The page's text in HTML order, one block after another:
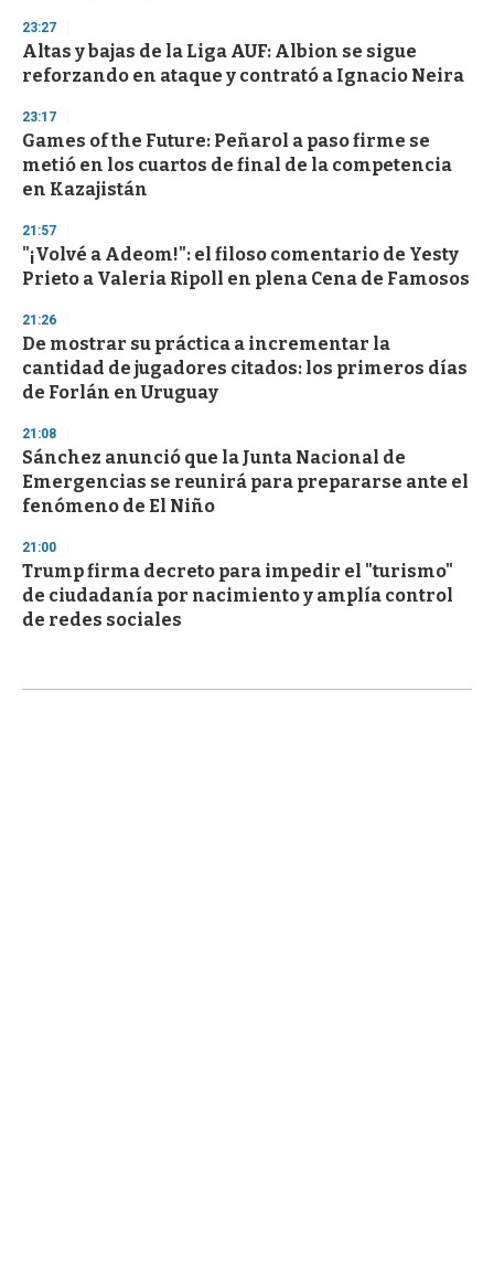
d
s
23:27
Altas y bajas de la Liga AUF: Albion se sigue
reforzando en ataque y contrató a Ignacio Neira
23:17
Games of the Future: Peñarol a paso firme se
metió en los cuartos de final de la competencia
en Kazajistán
21:57
"¡Volvé a Adeom!": el filoso comentario de Yesty
Prieto a Valeria Ripoll en plena Cena de Famosos
21:26
De mostrar su práctica a incrementar la
cantidad de jugadores citados: los primeros días
de Forlán en Uruguay
21:08
Sánchez anunció que la Junta Nacional de
Emergencias se reunirá para prepararse ante el
fenómeno de El Niño
21:00
Trump firma decreto para impedir el "turismo"
de ciudadanía por nacimiento y amplía control
de redes sociales